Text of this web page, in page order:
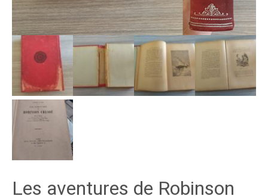
Les aventures de Robinson